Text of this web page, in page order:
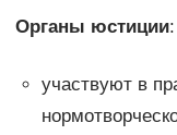
Органы юстиции:
участвуют в